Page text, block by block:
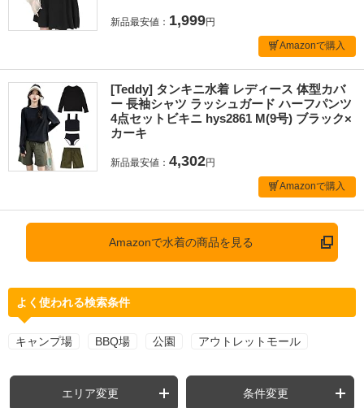
新品最安値： 1,999円
Amazonで購入
[Teddy] タンキニ水着 レディース 体型カバ
ー 長袖シャツ ラッシュガード ハーフパンツ
4点セットビキニ hys2861 M(9号) ブラック×
カーキ
新品最安値： 4,302円
Amazonで購入
Amazonで水着の商品を見る
よく使われる検索条件
キャンプ場 BBQ場 公園 アウトレットモール
エリア変更 条件変更